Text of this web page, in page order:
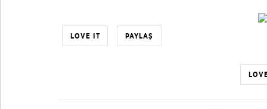
LOVE IT PAYLAŞ